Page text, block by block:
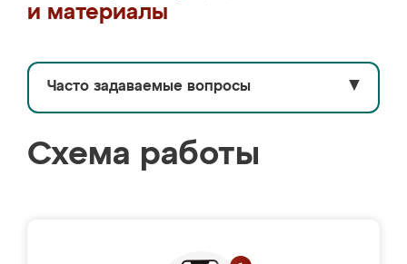
и материалы
Часто задаваемые вопросы ▼
Схема работы